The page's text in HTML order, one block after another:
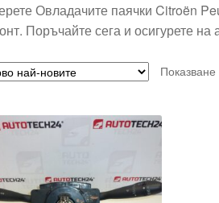
Овладачите паячки Citroën
Поръчайте сега и осигурете